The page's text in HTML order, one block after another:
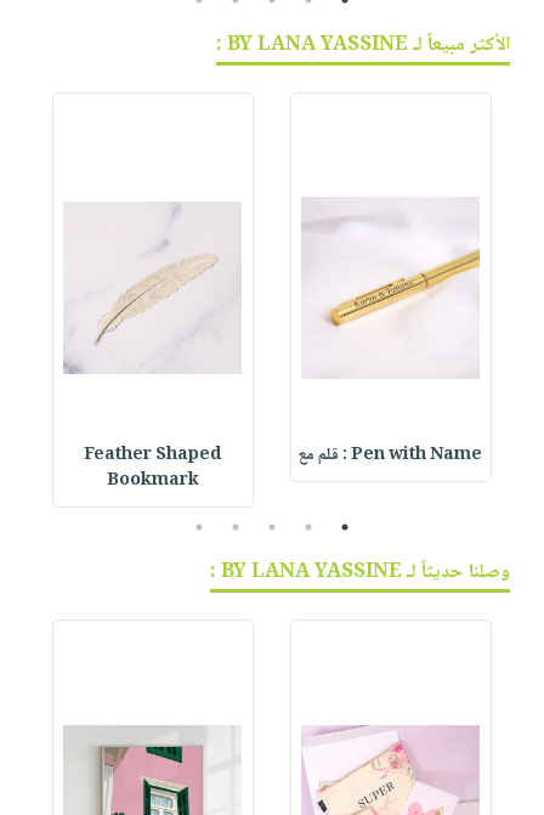
الأكثر مبيعاً لـ BY LANA YASSINE :
Pen with Name : قلم مع
Feather Shaped
Bookmark
1
2
3
4
5
وصلنا حديثاً لـ BY LANA YASSINE :